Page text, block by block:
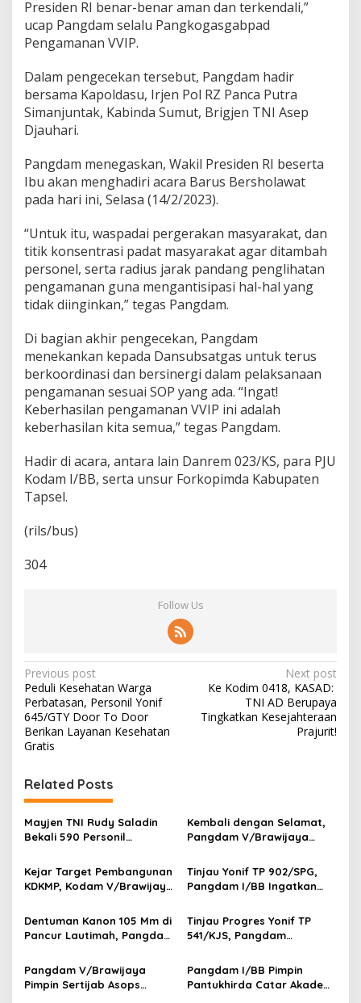
s
K
H
a
'
r
u
m
i
n
d
B
a
r
u
s
Presiden RI benar-benar aman dan terkendali,”
ucap Pangdam selalu Pangkogasgabpad
Pengamanan VVIP.
Dalam pengecekan tersebut, Pangdam hadir
bersama Kapoldasu, Irjen Pol RZ Panca Putra
Simanjuntak, Kabinda Sumut, Brigjen TNI Asep
Djauhari.
Pangdam menegaskan, Wakil Presiden RI beserta
Ibu akan menghadiri acara Barus Bersholawat
pada hari ini, Selasa (14/2/2023).
“Untuk itu, waspadai pergerakan masyarakat, dan
titik konsentrasi padat masyarakat agar ditambah
personel, serta radius jarak pandang penglihatan
pengamanan guna mengantisipasi hal-hal yang
tidak diinginkan,” tegas Pangdam.
Di bagian akhir pengecekan, Pangdam
menekankan kepada Dansubsatgas untuk terus
berkoordinasi dan bersinergi dalam pelaksanaan
pengamanan sesuai SOP yang ada. “Ingat!
Keberhasilan pengamanan VVIP ini adalah
keberhasilan kita semua,” tegas Pangdam.
Hadir di acara, antara lain Danrem 023/KS, para PJU
Kodam I/BB, serta unsur Forkopimda Kabupaten
Tapsel.
(rils/bus)
304
Follow Us
P
o
s
t
a
v
i
a
i
o
n
Previous post
Peduli Kesehatan Warga
Perbatasan, Personil Yonif
645/GTY Door To Door
Berikan Layanan Kesehatan
Gratis
Next post
Ke Kodim 0418, KASAD:
TNI AD Berupaya
Tingkatkan Kesejahteraan
Prajurit!
Related Posts
Mayjen TNI Rudy Saladin
Bekali 590 Personil
TP Jajaran Kodam
V/Brawijaya
Kembali dengan Selamat,
Pangdam V/Brawijaya
Satgas Yonif 521/DY di
Perbatasan RI-PNG
Kejar Target Pembangunan
KDKMP, Kodam V/Brawijaya
Lapangan
Tinjau Yonif TP 902/SPG,
Pangdam I/BB Ingatkan
Marwah TNI
Dentuman Kanon 105 Mm di
Pancur Lautimah, Pangdam
Prajurit Naga Karimata
Tinjau Progres Yonif TP
541/KJS, Pangdam
Harus Bermanfaat bagi
Warga
Pangdam V/Brawijaya
Pimpin Sertijab Asops
Pangdam I/BB Pimpin
Pantukhirda Catar Akademi